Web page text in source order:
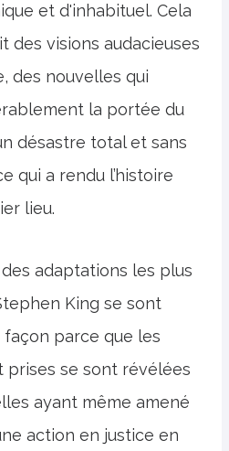
et d'inhabituel. Cela
des visions audacieuses
des nouvelles qui
la portée du
désastre total et sans
qui a rendu l’histoire
lieu.
adaptations les plus
King se sont
parce que les
prises se sont révélées
ayant même amené
action en justice en